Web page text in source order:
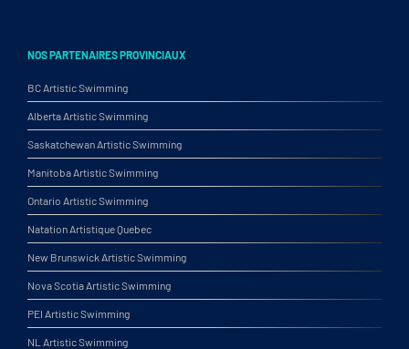
NOS PARTENAIRES PROVINCIAUX
BC Artistic Swimming
Alberta Artistic Swimming
Saskatchewan Artistic Swimming
Manitoba Artistic Swimming
Ontario Artistic Swimming
Natation Artistique Quebec
New Brunswick Artistic Swimming
Nova Scotia Artistic Swimming
PEI Artistic Swimming
NL Artistic Swimming